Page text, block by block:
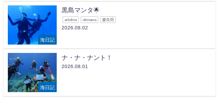
海日記
黒島マンタ🌟
arkdive okinawa 慶良間
2026.08.02
海日記
ナ・ナ・ナント！
2026.08.01